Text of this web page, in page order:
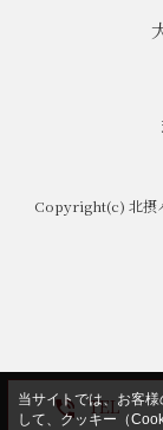
Copyright(c) 北摂
TEL
当サイトでは、お客
して、クッキー（